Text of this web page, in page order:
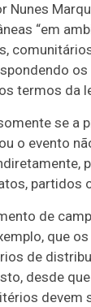
Nunes
“em
os
termos da
se a
o evento
partidos
de
que
de
desde
devem